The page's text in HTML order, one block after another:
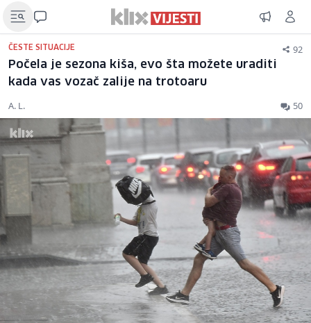
ČESTE SITUACIJE 92
Počela je sezona kiša, evo šta možete uraditi
kada vas vozač zalije na trotoaru
A. L. 50